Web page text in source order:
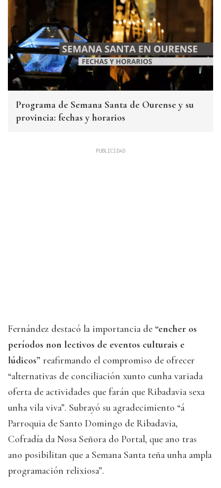
Programa de Semana Santa de Ourense y su
provincia: fechas y horarios
Fernández destacó la importancia de “encher os
períodos non lectivos de eventos culturais e
lúdicos” reafirmando el compromiso de ofrecer
“alternativas de conciliación xunto cunha variada
oferta de actividades que farán que Ribadavia sexa
unha vila viva”. Subrayó su agradecimiento “á
Parroquia de Santo Domingo de Ribadavia,
Cofradía da Nosa Señora do Portal, que ano tras
ano posibilitan que a Semana Santa teña unha ampla
programación relixiosa”.